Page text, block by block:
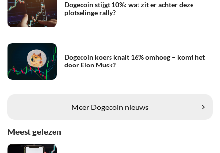
Dogecoin stijgt 10%: wat zit er achter deze
plotselinge rally?
Dogecoin koers knalt 16% omhoog – komt het
door Elon Musk?
Meer Dogecoin nieuws
Meest gelezen